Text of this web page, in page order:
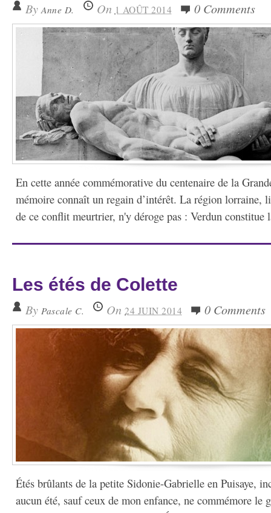
By Anne D. On 1 AOÛT 2014 0 Comments
En cette année commémorative du centenaire de la
mémoire connaît un regain d’intérêt. La région lorraine,
de ce conflit meurtrier, n'y déroge pas : Verdun
Les étés de Colette
By Pascale C. On 24 JUIN 2014 0 Comments
Étés brûlants de la petite Sidonie-Gabrielle en Puisaye,
aucun été, sauf ceux de mon enfance, ne commémore le